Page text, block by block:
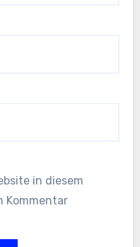
in diesem
Kommentar